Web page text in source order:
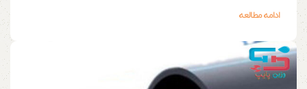
ادامه مطالعه